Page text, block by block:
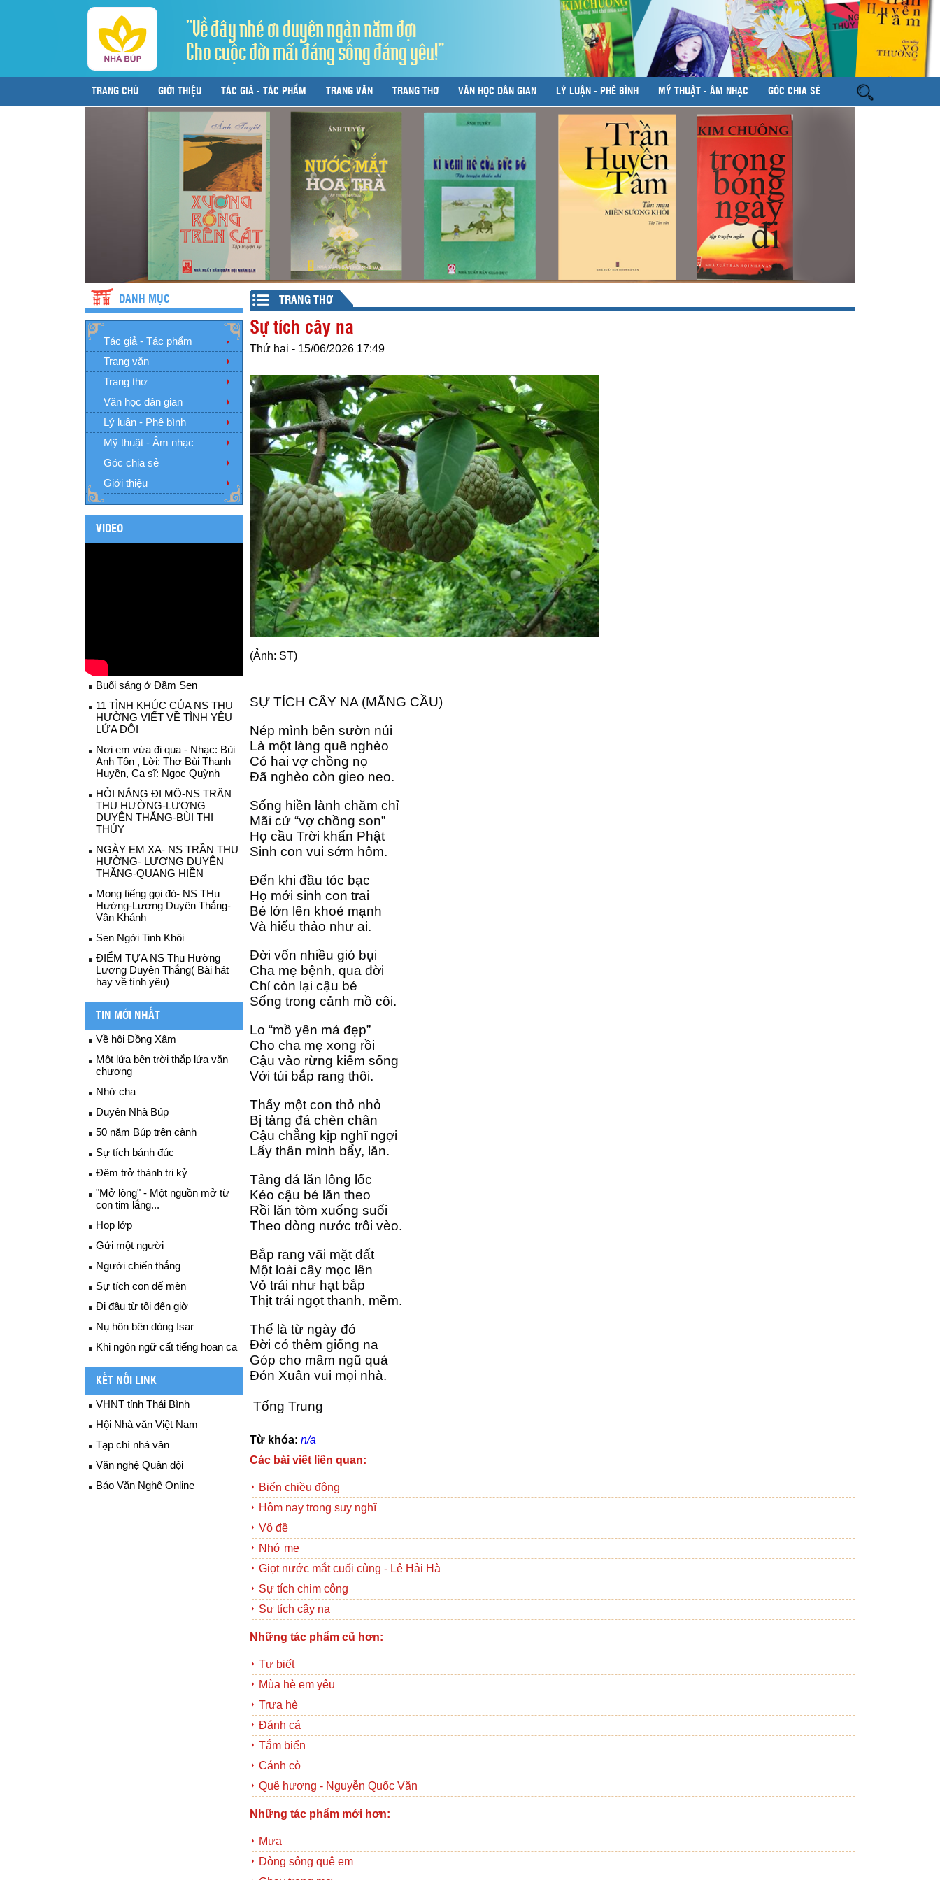
"Về đây nhé ơi duyên ngàn năm đợi
Cho cuộc đời mãi đáng sống đáng yêu!"
TRANG CHỦ GIỚI THIỆU TÁC GIẢ - TÁC PHẨM TRANG VĂN TRANG THƠ VĂN HỌC DÂN GIAN LÝ LUẬN - PHÊ BÌNH MỸ THUẬT - ÂM NHẠC GÓC CHIA SẺ
DANH MỤC
Tác giả - Tác phẩm
Trang văn
Trang thơ
Văn học dân gian
Lý luận - Phê bình
Mỹ thuật - Âm nhạc
Góc chia sẻ
Giới thiệu
VIDEO
Buổi sáng ở Đầm Sen
11 TÌNH KHÚC CỦA NS THU
HƯỜNG VIẾT VỀ TÌNH YÊU
LỨA ĐÔI
Nơi em vừa đi qua - Nhạc: Bùi
Anh Tôn , Lời: Thơ Bùi Thanh
Huyền, Ca sĩ: Ngọc Quỳnh
HỎI NẮNG ĐI MÔ-NS TRẦN
THU HƯỜNG-LƯƠNG
DUYÊN THẮNG-BÙI THỊ
THÚY
NGÀY EM XA- NS TRẦN THU
HƯỜNG- LƯƠNG DUYÊN
THẮNG-QUANG HIỀN
Mong tiếng gọi đò- NS THu
Hường-Lương Duyên Thắng-
Vân Khánh
Sen Ngời Tinh Khôi
ĐIỂM TỰA NS Thu Hường
Lương Duyên Thắng( Bài hát
hay về tình yêu)
TIN MỚI NHẤT
Về hội Đồng Xâm
Một lứa bên trời thắp lửa văn
chương
Nhớ cha
Duyên Nhà Búp
50 năm Búp trên cành
Sự tích bánh đúc
Đêm trở thành tri kỷ
"Mở lòng" - Một nguồn mở từ
con tim lắng...
Họp lớp
Gửi một người
Người chiến thắng
Sự tích con dế mèn
Đi đâu từ tối đến giờ
Nụ hôn bên dòng Isar
Khi ngôn ngữ cất tiếng hoan ca
KẾT NỐI LINK
VHNT tỉnh Thái Bình
Hội Nhà văn Việt Nam
Tạp chí nhà văn
Văn nghệ Quân đội
Báo Văn Nghệ Online
TRANG THƠ
Sự tích cây na
Thứ hai - 15/06/2026 17:49
(Ảnh: ST)
SỰ TÍCH CÂY NA (MÃNG CẦU)
Nép mình bên sườn núi
Là một làng quê nghèo
Có hai vợ chồng nọ
Đã nghèo còn gieo neo.
Sống hiền lành chăm chỉ
Mãi cứ “vợ chồng son”
Họ cầu Trời khấn Phật
Sinh con vui sớm hôm.
Đến khi đầu tóc bạc
Họ mới sinh con trai
Bé lớn lên khoẻ mạnh
Và hiếu thảo như ai.
Đời vốn nhiều gió bụi
Cha mẹ bệnh, qua đời
Chỉ còn lại cậu bé
Sống trong cảnh mồ côi.
Lo “mồ yên mả đẹp”
Cho cha mẹ xong rồi
Cậu vào rừng kiếm sống
Với túi bắp rang thôi.
Thấy một con thỏ nhỏ
Bị tảng đá chèn chân
Cậu chẳng kịp nghĩ ngợi
Lấy thân mình bẩy, lăn.
Tảng đá lăn lông lốc
Kéo cậu bé lăn theo
Rồi lăn tòm xuống suối
Theo dòng nước trôi vèo.
Bắp rang vãi mặt đất
Một loài cây mọc lên
Vỏ trái như hạt bắp
Thịt trái ngọt thanh, mềm.
Thế là từ ngày đó
Đời có thêm giống na
Góp cho mâm ngũ quả
Đón Xuân vui mọi nhà.
Tống Trung
Từ khóa: n/a
Các bài viết liên quan:
Biển chiều đông
Hôm nay trong suy nghĩ
Vô đề
Nhớ mẹ
Giọt nước mắt cuối cùng - Lê Hải Hà
Sự tích chim công
Sự tích cây na
Những tác phẩm cũ hơn:
Tự biết
Mùa hè em yêu
Trưa hè
Đánh cá
Tắm biển
Cánh cò
Quê hương - Nguyễn Quốc Văn
Những tác phẩm mới hơn:
Mưa
Dòng sông quê em